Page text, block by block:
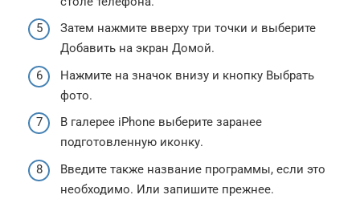
Затем нажмите вверху три точки и выберите
Добавить на экран Домой.
Нажмите на значок внизу и кнопку Выбрать
фото.
В галерее iPhone выберите заранее
подготовленную иконку.
Введите также название программы, если это
необходимо. Или запишите прежнее.